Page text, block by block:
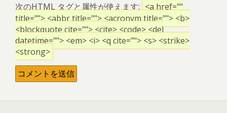
次のHTML タグと属性が使えます: <a href=""
title=""> <abbr title=""> <acronym title=""> <b>
<blockquote cite=""> <cite> <code> <del
datetime=""> <em> <i> <q cite=""> <s> <strike>
<strong>